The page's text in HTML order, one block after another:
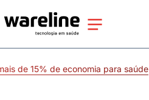
de 15% de economia para saúde